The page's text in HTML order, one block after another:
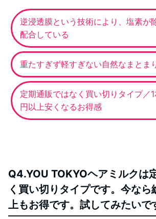
逆浸透膜という技術により、塩素が
配合している
重たすぎず軽すぎない自然なまとま
定期通販ではなく買い切りタイプ／
円以上安くなるお得感
Q4.YOU TOKYOヘアミルクは
く買い切りタイプです。今な
上もお得です。試してみたいで